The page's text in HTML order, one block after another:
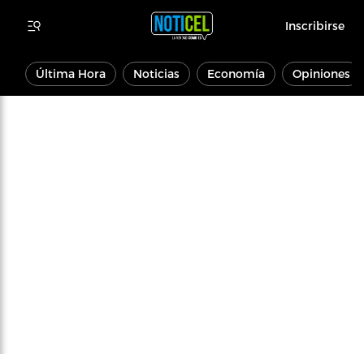
Inscribirse
Última Hora Noticias Economía Opiniones